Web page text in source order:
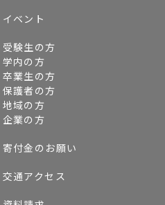
イベント
受験生の方
学内の方
卒業生の方
保護者の方
地域の方
企業の方
寄付金のお願い
交通アクセス